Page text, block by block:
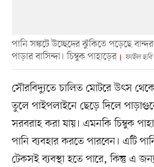
পানি সঙ্কটে উচ্ছেদের ঝুঁকিতে পড়েছে
পাড়ার বাসিন্দা। চিম্বুক পাহাড়ের
ফাইল
সৌরবিদ্যুতে চালিত মোটরে উৎস
তুলে পাইপলাইনে ছেড়ে দিলে
সরবরাহ করা যায়। এমনকি চিম্বুক
পানি ব্যবহার করতে পারবেন। এটি
টেকসই ব্যবস্থা হতে পারে, কিন্তু এ